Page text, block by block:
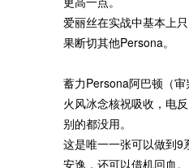
爱丽丝在实战中基本上
果断切其他Persona。
蓄力Persona阿巴顿（审
火风冰念核祝吸收，电
别的都没用。
这是唯一一张可以做到9
安逸，还可以借机回血。